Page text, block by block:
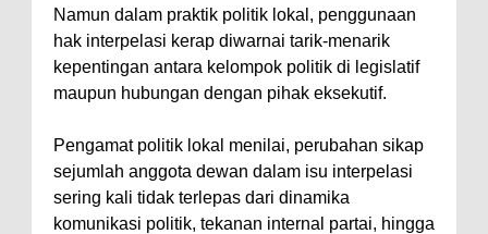
Namun dalam praktik politik lokal, penggunaan
hak interpelasi kerap diwarnai tarik-menarik
kepentingan antara kelompok politik di legislatif
maupun hubungan dengan pihak eksekutif.
Pengamat politik lokal menilai, perubahan sikap
sejumlah anggota dewan dalam isu interpelasi
sering kali tidak terlepas dari dinamika
komunikasi politik, tekanan internal partai, hingga